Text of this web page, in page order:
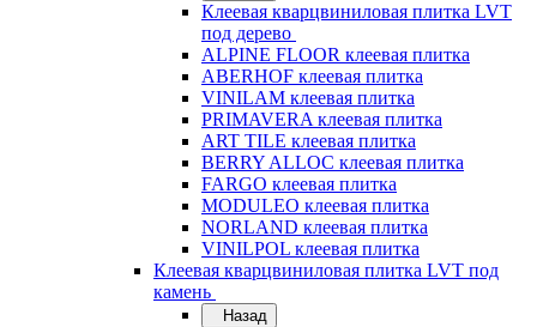
Клеевая кварцвиниловая плитка LVT
под дерево
ALPINE FLOOR клеевая плитка
ABERHOF клеевая плитка
VINILAM клеевая плитка
PRIMAVERA клеевая плитка
ART TILE клеевая плитка
BERRY ALLOC клеевая плитка
FARGO клеевая плитка
MODULEO клеевая плитка
NORLAND клеевая плитка
VINILPOL клеевая плитка
Клеевая кварцвиниловая плитка LVT под
камень
Назад